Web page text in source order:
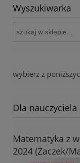
Wyszukiwarka
wybierz z
Dla nauczyciela
Matematyka z
2024 (Żaczek/